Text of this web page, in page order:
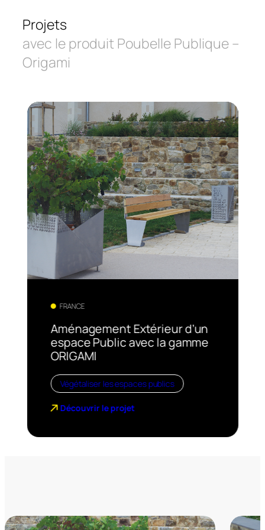
Projets
avec le produit Poubelle Publique –
Origami
FRANCE
Aménagement Extérieur d’un
espace Public avec la gamme
ORIGAMI
Végétaliser les espaces publics
Découvrir le projet